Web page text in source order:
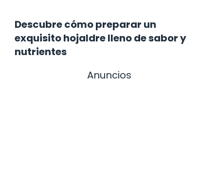
Descubre cómo preparar un
exquisito hojaldre lleno de sabor y
nutrientes
Anuncios